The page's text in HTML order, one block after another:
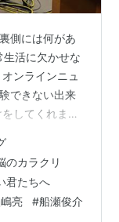
側には何があ
活に欠かせな
ンラインニュ
できない出来
してくれま
」と違和感を
は単なる情報
の影響が潜ん
スメディアの
のカラクリ
君たちへ
亮 #船瀬俊介